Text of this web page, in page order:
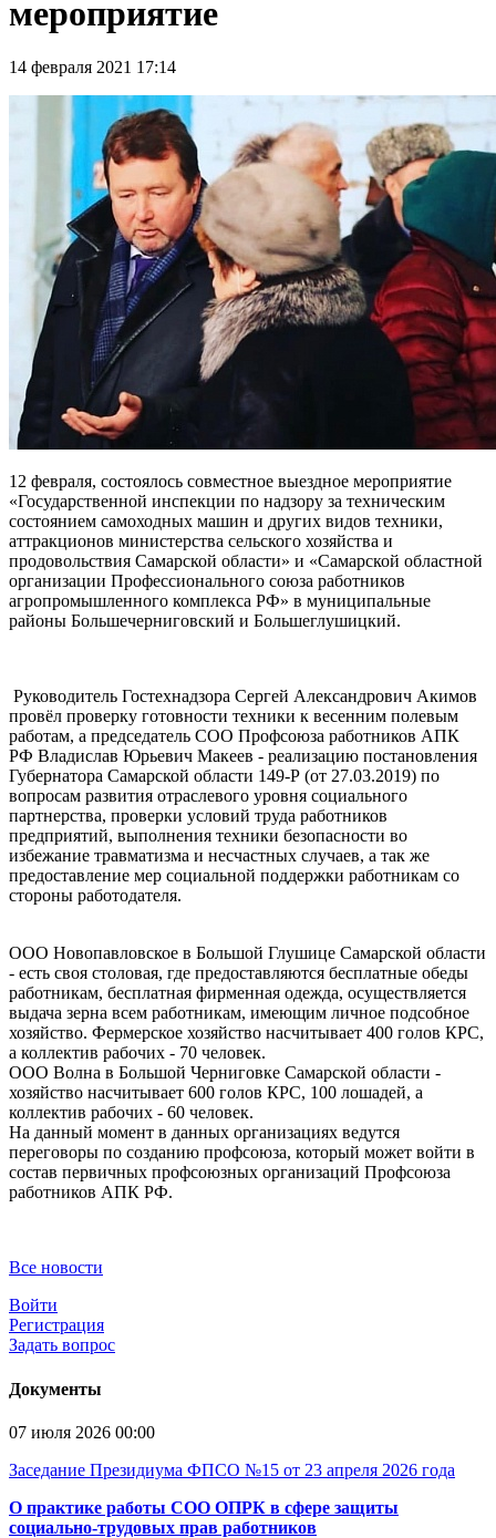
мероприятие
14 февраля 2021 17:14
12 февраля, состоялось совместное выездное мероприятие
«Государственной инспекции по надзору за техническим
состоянием самоходных машин и других видов техники,
аттракционов министерства сельского хозяйства и
продовольствия Самарской области» и «Самарской областной
организации Профессионального союза работников
агропромышленного комплекса РФ» в муниципальные
районы Большечерниговский и Большеглушицкий.
Руководитель Гостехнадзора Сергей Александрович Акимов
провёл проверку готовности техники к весенним полевым
работам, а председатель СОО Профсоюза работников АПК
РФ Владислав Юрьевич Макеев - реализацию постановления
Губернатора Самарской области 149-Р (от 27.03.2019) по
вопросам развития отраслевого уровня социального
партнерства, проверки условий труда работников
предприятий, выполнения техники безопасности во
избежание травматизма и несчастных случаев, а так же
предоставление мер социальной поддержки работникам со
стороны работодателя.
ООО Новопавловское в Большой Глушице Самарской области
- есть своя столовая, где предоставляются бесплатные обеды
работникам, бесплатная фирменная одежда, осуществляется
выдача зерна всем работникам, имеющим личное подсобное
хозяйство. Фермерское хозяйство насчитывает 400 голов КРС,
а коллектив рабочих - 70 человек.
ООО Волна в Большой Черниговке Самарской области -
хозяйство насчитывает 600 голов КРС, 100 лошадей, а
коллектив рабочих - 60 человек.
На данный момент в данных организациях ведутся
переговоры по созданию профсоюза, который может войти в
состав первичных профсоюзных организаций Профсоюза
работников АПК РФ.
Все новости
Войти
Регистрация
Задать вопрос
Документы
07 июля 2026 00:00
Заседание Президиума ФПСО №15 от 23 апреля 2026 года
О практике работы СОО ОПРК в сфере защиты
социально-трудовых прав работников